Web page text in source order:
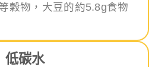
穀物，大豆的約5.8g食物
低碳水